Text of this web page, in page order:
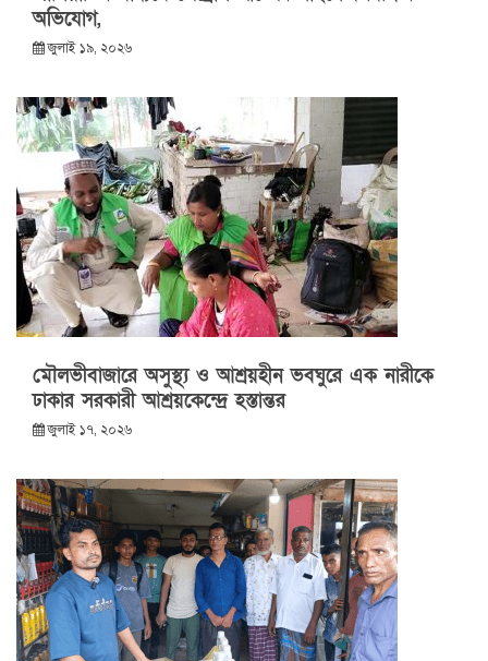
অভিযোগ,
জুলাই ১৯, ২০২৬
মৌলভীবাজারে অসুস্থ্য ও আশ্রয়হীন ভবঘুরে এক নারীকে
ঢাকার সরকারী আশ্রয়কেন্দ্রে হস্তান্তর
জুলাই ১৭, ২০২৬